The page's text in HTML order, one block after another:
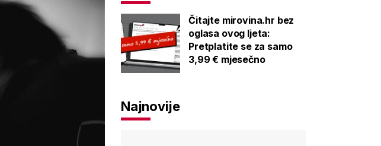
Čitajte mirovina.hr bez
oglasa ovog ljeta:
Pretplatite se za samo
3,99 € mjesečno
Najnovije